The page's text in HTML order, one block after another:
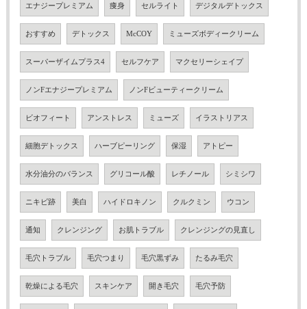
エナジープレミアム 痩身 セルライト デジタルデトックス
おすすめ デトックス McCOY ミューズボディークリーム
スーパーザイムプラス4 セルフケア マクセリーシェイプ
ノンFエナジープレミアム ノンFビューティークリーム
ビオフィート アンストレス ミューズ イラストリアス
細胞デトックス ハーブピーリング 保湿 アトピー
水分油分のバランス グリコール酸 レチノール シミシワ
ニキビ跡 美白 ハイドロキノン クルクミン ウコン
通知 クレンジング お肌トラブル クレンジングの見直し
毛穴トラブル 毛穴つまり 毛穴黒ずみ たるみ毛穴
乾燥による毛穴 スキンケア 開き毛穴 毛穴予防